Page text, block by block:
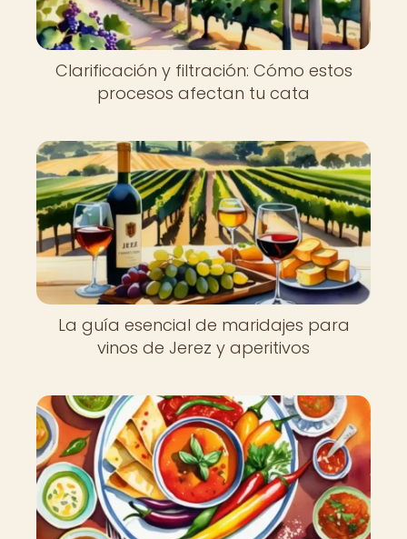
Clarificación y filtración: Cómo estos
procesos afectan tu cata
La guía esencial de maridajes para
vinos de Jerez y aperitivos